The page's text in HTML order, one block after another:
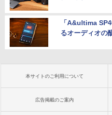
「A&ultima
るオーディオの
本サイトのご利用について
広告掲載のご案内